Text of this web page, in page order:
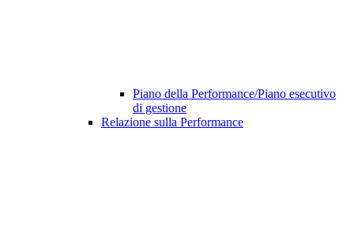
Piano della Performance/Piano esecutivo
di gestione
Relazione sulla Performance